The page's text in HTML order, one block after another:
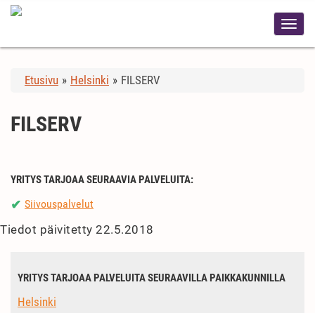
Etusivu » Helsinki » FILSERV
FILSERV
YRITYS TARJOAA SEURAAVIA PALVELUITA:
✔ Siivouspalvelut
Tiedot päivitetty 22.5.2018
YRITYS TARJOAA PALVELUITA SEURAAVILLA PAIKKAKUNNILLA
Helsinki